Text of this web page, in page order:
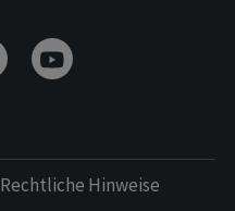
Rechtliche Hinweise